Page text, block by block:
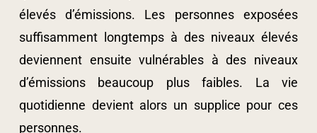
élevés d’émissions. Les personnes exposées
suffisamment longtemps à des niveaux élevés
deviennent ensuite vulnérables à des niveaux
d’émissions beaucoup plus faibles. La vie
quotidienne devient alors un supplice pour ces
personnes.